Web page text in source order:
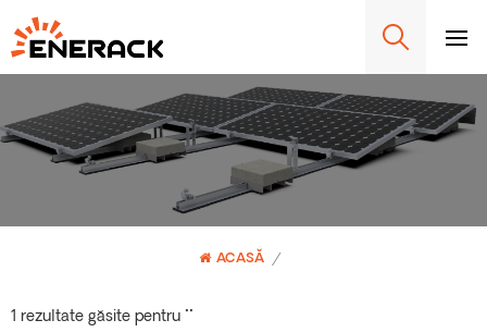
ACASĂ /
1 rezultate găsite pentru ""